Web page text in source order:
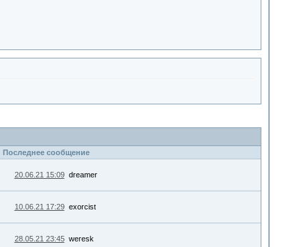
Последнее сообщение
20.06.21 15:09 dreamer
10.06.21 17:29 exorcist
28.05.21 23:45 weresk